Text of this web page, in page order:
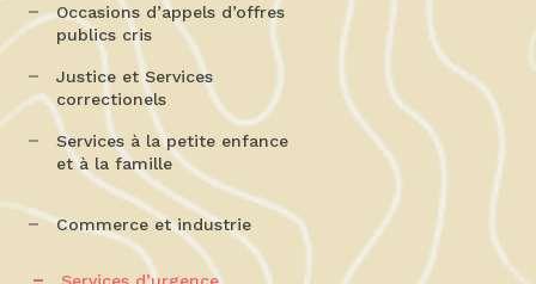
Occasions d’appels d’offres
publics cris
Justice et Services
correctionels
Services à la petite enfance
et à la famille
Commerce et industrie